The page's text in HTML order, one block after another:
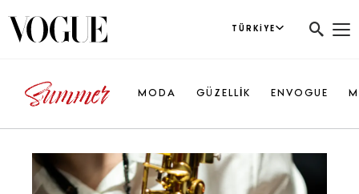
TÜRKIYE
MODA GÜZELLİK ENVOGUE